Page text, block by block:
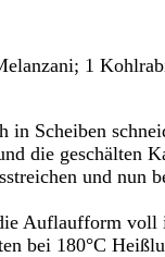
1
Scheiben
die geschälten
und nun
Auflaufform voll
bei 180°C